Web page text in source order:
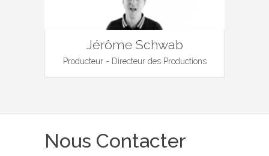
Jérôme Schwab
Producteur - Directeur des Productions
Nous Contacter